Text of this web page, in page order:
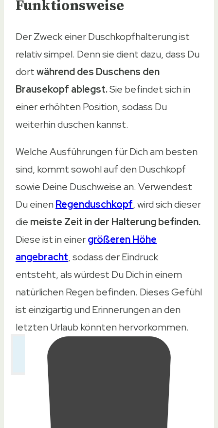
Funktionsweise
Der Zweck einer Duschkopfhalterung ist
relativ simpel. Denn sie dient dazu, dass Du
dortwährend des Duschens den
Brausekopf ablegst.Sie befindet sich in
einer erhöhten Position, sodass Du
weiterhin duschen kannst.
Welche Ausführungen für Dich am besten
sind, kommt sowohl auf den Duschkopf
sowie Deine Duschweise an. Verwendest
Du einenRegenduschkopf, wird sich dieser
die meiste Zeit in der Halterung befinden.
Diese ist in einergrößeren Höhe
angebracht, sodass der Eindruck
entsteht, als würdest Du Dich in einem
natürlichen Regen befinden. Dieses Gefühl
ist einzigartig und Erinnerungen an den
letzten Urlaub könnten hervorkommen.